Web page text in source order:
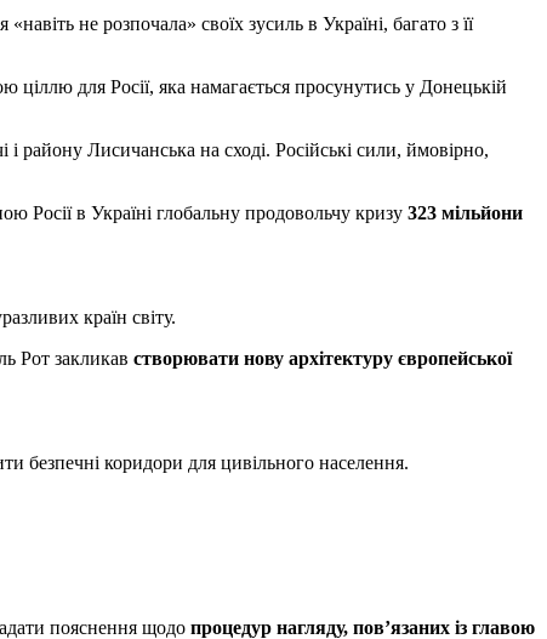
не розпочала» своїх зусиль в Україні, багато з її
ціллю для Росії, яка намагається просунутись у Донецькій
району Лисичанська на сході. Російські сили, ймовірно,
Росії в Україні глобальну продовольчу кризу 323 мільйони
країн світу.
Рот закликав створювати нову архітектуру європейської
безпечні коридори для цивільного населення.
пояснення щодо процедур нагляду, пов’язаних із главою